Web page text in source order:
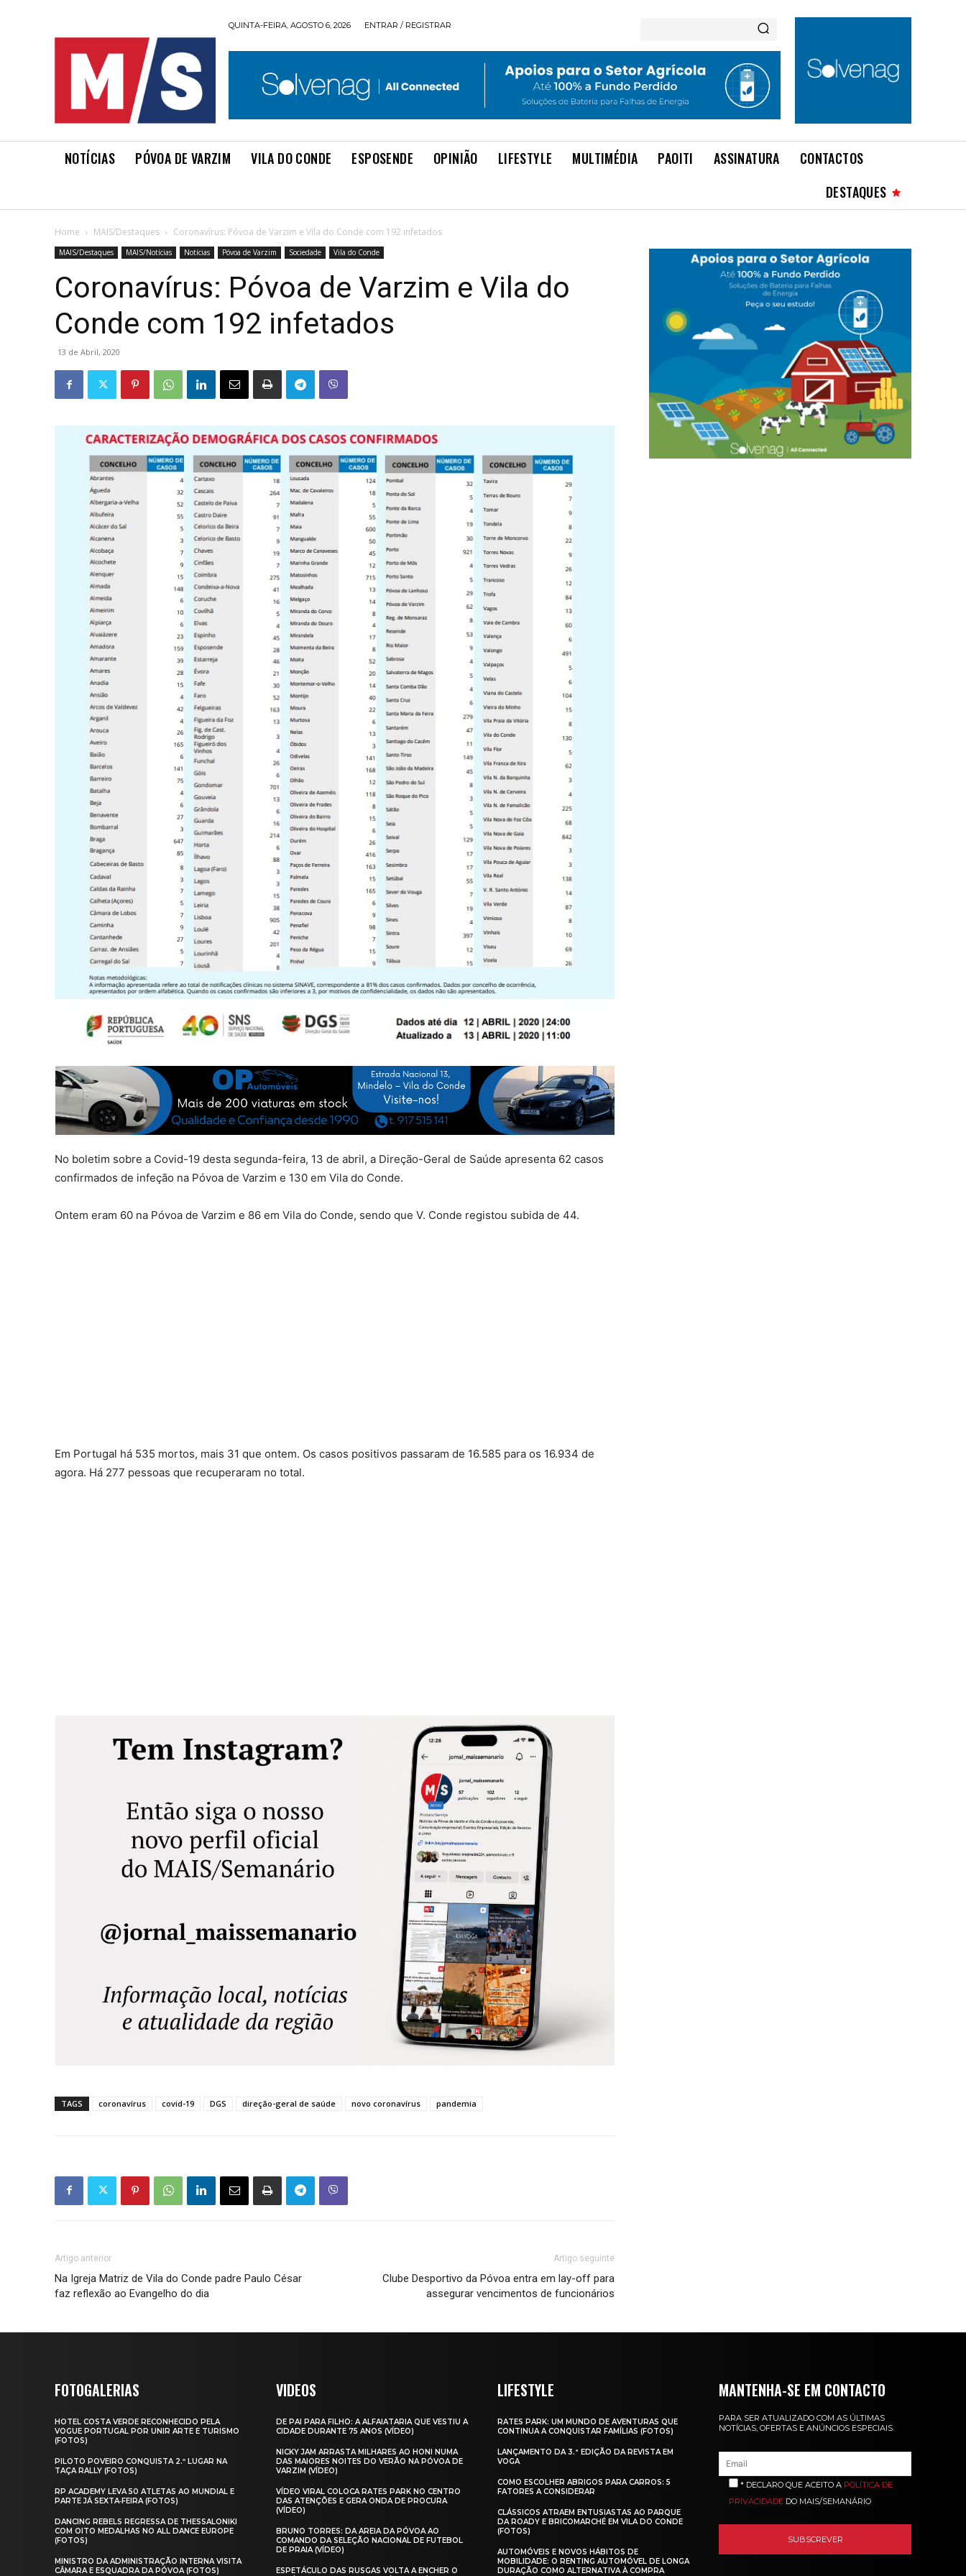
QUINTA-FEIRA, AGOSTO 6, 2026 ENTRAR / REGISTRAR
NOTÍCIAS PÓVOA DE VARZIM VILA DO CONDE ESPOSENDE OPINIÃO LIFESTYLE MULTIMÉDIA PAOITI ASSINATURA
CONTACTOS
DESTAQUES
Home MAIS/Destaques Coronavírus: Póvoa de Varzim e Vila do Conde com 192 infetados
MAIS/Destaques MAIS/Notícias Notícias Póvoa de Varzim Sociedade Vila do Conde
Coronavírus: Póvoa de Varzim e Vila do
Conde com 192 infetados
13 de Abril, 2020
No boletim sobre a Covid-19 desta segunda-feira, 13 de abril, a Direção-Geral de Saúde apresenta 62 casos
confirmados de infeção na Póvoa de Varzim e 130 em Vila do Conde.
Ontem eram 60 na Póvoa de Varzim e 86 em Vila do Conde, sendo que V. Conde registou subida de 44.
Em Portugal há 535 mortos, mais 31 que ontem. Os casos positivos passaram de 16.585 para os 16.934 de
agora. Há 277 pessoas que recuperaram no total.
TAGS coronavírus covid-19 DGS direção-geral de saúde novo coronavírus pandemia
Artigo anterior
Na Igreja Matriz de Vila do Conde padre Paulo César
faz reflexão ao Evangelho do dia
Artigo seguinte
Clube Desportivo da Póvoa entra em lay-off para
assegurar vencimentos de funcionários
FOTOGALERIAS
HOTEL COSTA VERDE RECONHECIDO PELA
VOGUE PORTUGAL POR UNIR ARTE E TURISMO
(FOTOS)
PILOTO POVEIRO CONQUISTA 2.º LUGAR NA
TAÇA RALLY (FOTOS)
RP ACADEMY LEVA 50 ATLETAS AO MUNDIAL E
PARTE JÁ SEXTA‑FEIRA (FOTOS)
DANCING REBELS REGRESSA DE THESSALONIKI
COM OITO MEDALHAS NO ALL DANCE EUROPE
(FOTOS)
MINISTRO DA ADMINISTRAÇÃO INTERNA VISITA
CÂMARA E ESQUADRA DA PÓVOA (FOTOS)
VIDEOS
DE PAI PARA FILHO: A ALFAIATARIA QUE VESTIU A
CIDADE DURANTE 75 ANOS (VÍDEO)
NICKY JAM ARRASTA MILHARES AO HONI NUMA
DAS MAIORES NOITES DO VERÃO NA PÓVOA DE
VARZIM (VÍDEO)
VÍDEO VIRAL COLOCA RATES PARK NO CENTRO
DAS ATENÇÕES E GERA ONDA DE PROCURA
(VÍDEO)
BRUNO TORRES: DA AREIA DA PÓVOA AO
COMANDO DA SELEÇÃO NACIONAL DE FUTEBOL
DE PRAIA (VÍDEO)
ESPETÁCULO DAS RUSGAS VOLTA A ENCHER O
LIFESTYLE
RATES PARK: UM MUNDO DE AVENTURAS QUE
CONTINUA A CONQUISTAR FAMÍLIAS (FOTOS)
LANÇAMENTO DA 3.ª EDIÇÃO DA REVISTA EM
VOGA
COMO ESCOLHER ABRIGOS PARA CARROS: 5
FATORES A CONSIDERAR
CLÁSSICOS ATRAEM ENTUSIASTAS AO PARQUE
DA ROADY E BRICOMARCHÉ EM VILA DO CONDE
(FOTOS)
AUTOMÓVEIS E NOVOS HÁBITOS DE
MOBILIDADE: O RENTING AUTOMÓVEL DE LONGA
DURAÇÃO COMO ALTERNATIVA À COMPRA
MANTENHA-SE EM CONTACTO
PARA SER ATUALIZADO COM AS ÚLTIMAS
NOTÍCIAS, OFERTAS E ANÚNCIOS ESPECIAIS.
* DECLARO QUE ACEITO A POLÍTICA DE
PRIVACIDADE DO MAIS/SEMANÁRIO